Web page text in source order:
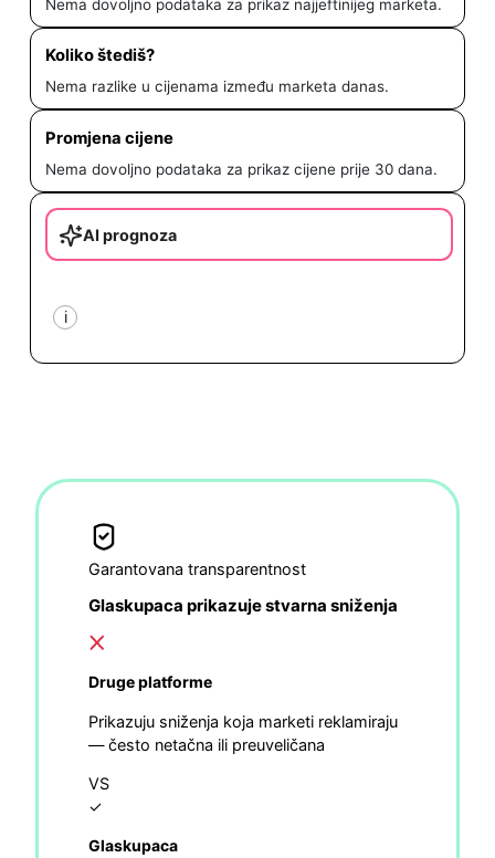
Nema dovoljno podataka za prikaz najjeftinijeg marketa.
Koliko štediš?
Nema razlike u cijenama između marketa danas.
Promjena cijene
Nema dovoljno podataka za prikaz cijene prije 30 dana.
AI prognoza
i
Garantovana transparentnost
Glaskupaca prikazuje stvarna sniženja
Druge platforme
Prikazuju sniženja koja marketi reklamiraju
— često netačna ili preuveličana
VS
✓
Glaskupaca